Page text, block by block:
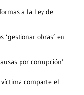
a la Ley de
‘gestionar obras’ en
por corrupción’
comparte el